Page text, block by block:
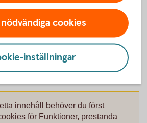
pension från
tjänstepension
tjänstepension
innehåll behöver du först
för Funktioner, prestanda
cookies
inställningar